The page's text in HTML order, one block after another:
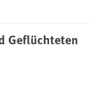
Geflüchteten